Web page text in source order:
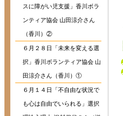
スに障がい児支援」香川ボラ
ンティア協会 山田涼介さん
（香川）②
６月２８日「未来を変える選
択」香川ボランティア協会 山
田涼介さん（香川）①
６月１４日「不自由な状況で
も心は自由でいられる」選択